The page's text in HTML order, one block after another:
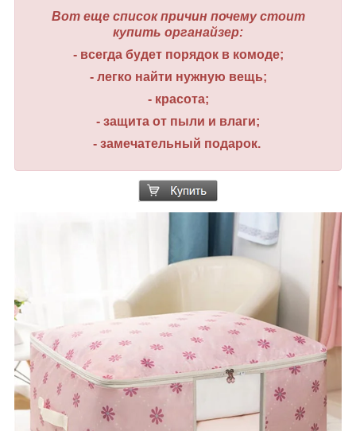
Вот еще список причин почему стоит
купить органайзер:
- всегда будет порядок в комоде;
- легко найти нужную вещь;
- красота;
- защита от пыли и влаги;
- замечательный подарок.